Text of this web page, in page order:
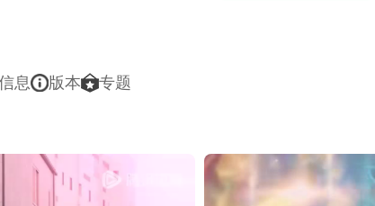
息 版本 专题